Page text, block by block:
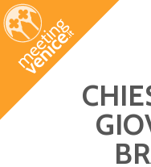
Salta al contenuto